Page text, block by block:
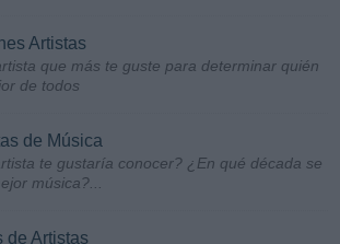
Artistas
que más te guste para determinar quién
de todos
de Música
te gustaría conocer? ¿En qué década se
música?...
de Artistas